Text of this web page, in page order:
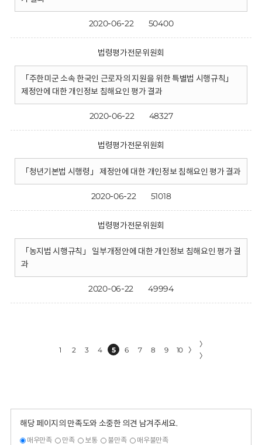
2020-06-22 50400
법령평가전문위원회
「주한미군 소속 한국인 근로자의 지원을 위한 특별법 시행규칙」
제정안에 대한 개인정보 침해요인 평가 결과
2020-06-22 48327
법령평가전문위원회
「청년기본법 시행령」 제정안에 대한 개인정보 침해요인 평가 결과
2020-06-22 51018
법령평가전문위원회
「농지법 시행규칙」 일부개정안에 대한 개인정보 침해요인 평가 결
과
2020-06-22 49994
1 2 3 4 5 6 7 8 9 10 〉
〉
〉
해당 페이지의 만족도와 소중한 의견 남겨주세요.
매우만족 만족 보통 불만족 매우불만족